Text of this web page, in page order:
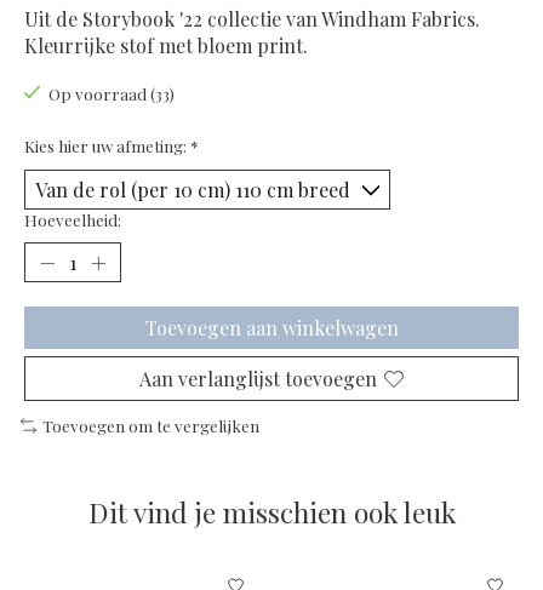
Uit de Storybook '22 collectie van Windham Fabrics.
Kleurrijke stof met bloem print.
Op voorraad (33)
Kies hier uw afmeting: *
Hoeveelheid:
Toevoegen aan winkelwagen
Aan verlanglijst toevoegen
Toevoegen om te vergelijken
Dit vind je misschien ook leuk
Items van productcarrousel